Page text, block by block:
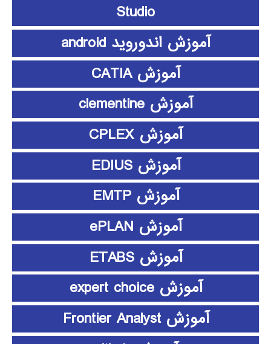
Studio
آموزش اندوروید android
آموزش CATIA
آموزش clementine
آموزش CPLEX
آموزش EDIUS
آموزش EMTP
آموزش ePLAN
آموزش ETABS
آموزش expert choice
آموزش Frontier Analyst